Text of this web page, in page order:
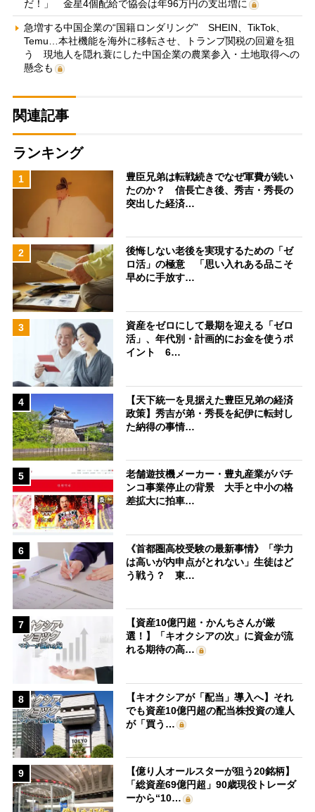
だ！」 金星4個配給で協会は年96万円の支出増に
急増する中国企業の“国籍ロンダリング” SHEIN、TikTok、
Temu…本社機能を海外に移転させ、トランプ関税の回避を狙
う 現地人を隠れ蓑にした中国企業の農業参入・土地取得への
懸念も
関連記事
ランキング
1
豊臣兄弟は転戦続きでなぜ軍費が続い
たのか？ 信長亡き後、秀吉・秀長の
突出した経済…
2
後悔しない老後を実現するための「ゼ
ロ活」の極意 「思い入れある品こそ
早めに手放す…
3
資産をゼロにして最期を迎える「ゼロ
活」、年代別・計画的にお金を使うポ
イント 6…
4
【天下統一を見据えた豊臣兄弟の経済
政策】秀吉が弟・秀長を紀伊に転封し
た納得の事情…
5
老舗遊技機メーカー・豊丸産業がパチ
ンコ事業停止の背景 大手と中小の格
差拡大に拍車…
6
《首都圏高校受験の最新事情》「学力
は高いが内申点がとれない」生徒はど
う戦う？ 東…
7
【資産10億円超・かんちさんが厳
選！】「キオクシアの次」に資金が流
れる期待の高…
8
【キオクシアが「配当」導入へ】それ
でも資産10億円超の配当株投資の達人
が「買う…
9
【億り人オールスターが狙う20銘柄】
「総資産69億円超」90歳現役トレーダ
ーから“10…